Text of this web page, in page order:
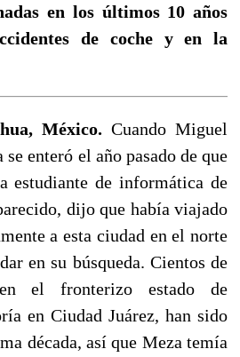
en los últimos 10 años
de coche y en la
México. Cuando Miguel
enteró el año pasado de que
estudiante de informática de
dijo que había viajado
a esta ciudad en el norte
en su búsqueda. Cientos de
el fronterizo estado de
en Ciudad Juárez, han sido
década, así que Meza temía